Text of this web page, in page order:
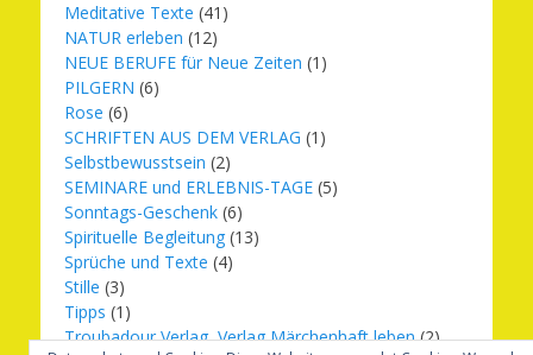
Meditative Texte (41)
NATUR erleben (12)
NEUE BERUFE für Neue Zeiten (1)
PILGERN (6)
Rose (6)
SCHRIFTEN AUS DEM VERLAG (1)
Selbstbewusstsein (2)
SEMINARE und ERLEBNIS-TAGE (5)
Sonntags-Geschenk (6)
Spirituelle Begleitung (13)
Sprüche und Texte (4)
Stille (3)
Tipps (1)
Troubadour Verlag, Verlag Märchenhaft leben(2)